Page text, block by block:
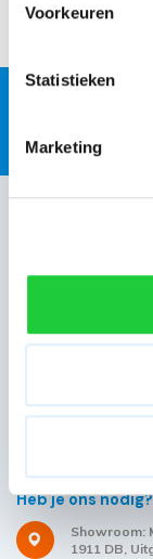
Voorkeuren
Statistieken
Marketing
leasemogelijkheden
Over
Heb je ons nodig?
Showroom:
1911 DB,